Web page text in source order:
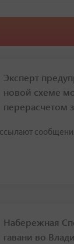
Эксперт
новой схеме
перерасчетом
Набережная
гавани во